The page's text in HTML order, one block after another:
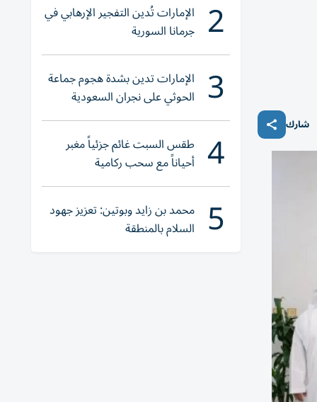
شارك
2 الإمارات تُدين التفجير الإرهابي في
جرمانا السورية
3 الإمارات تدين بشدة هجوم جماعة
الحوثي على نجران السعودية
4 طقس السبت غائم جزئياً مغبر
أحياناً مع سحب ركامية
5 محمد بن زايد وبوتين: تعزيز جهود
السلام بالمنطقة